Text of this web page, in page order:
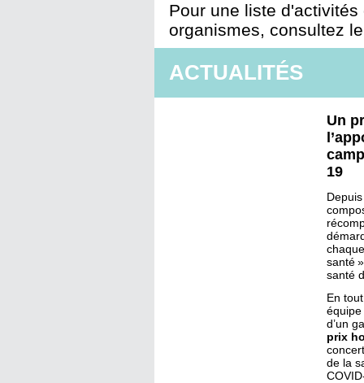
Pour une liste
organismes, consultez
ACTUALITÉS
Un
19
santé
santé
En
d’un
prix
de la